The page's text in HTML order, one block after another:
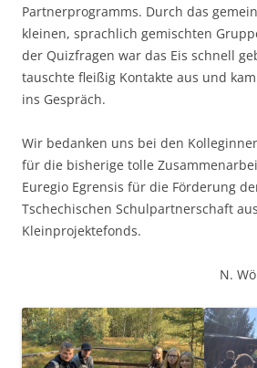
Partnerprogramms. Durch das
kleinen, sprachlich gemischten
der Quizfragen war das Eis schnell
tauschte fleißig Kontakte aus und
ins Gespräch.
Wir bedanken uns bei den
für die bisherige tolle
Euregio Egrensis für die Förderung
Tschechischen Schulpartnerschaft
Kleinprojektefonds.
N.